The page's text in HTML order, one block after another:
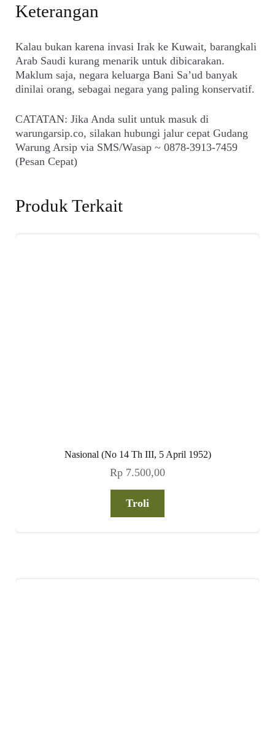
Keterangan
Kalau bukan karena invasi Irak ke Kuwait, barangkali
Arab Saudi kurang menarik untuk dibicarakan.
Maklum saja, negara keluarga Bani Sa’ud banyak
dinilai orang, sebagai negara yang paling konservatif.
CATATAN: Jika Anda sulit untuk masuk di
warungarsip.co, silakan hubungi jalur cepat Gudang
Warung Arsip via SMS/Wasap ~ 0878-3913-7459
(Pesan Cepat)
Produk Terkait
Nasional (No 14 Th III, 5 April 1952)
Rp 7.500,00
Troli